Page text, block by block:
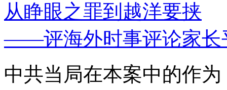
从睁眼之罪到越洋要挟
——评海外时事评论家长
中共当局在本案中的作